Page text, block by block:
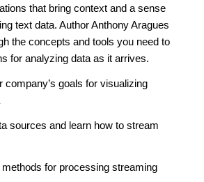
that bring context and a sense
text data. Author Anthony Aragues
the concepts and tools you need to
for analyzing data as it arrives.
company’s goals for visualizing
sources and learn how to stream
for processing streaming